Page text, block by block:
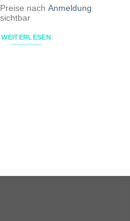
Preise nach Anmeldung
sichtbar
WEITERLESEN